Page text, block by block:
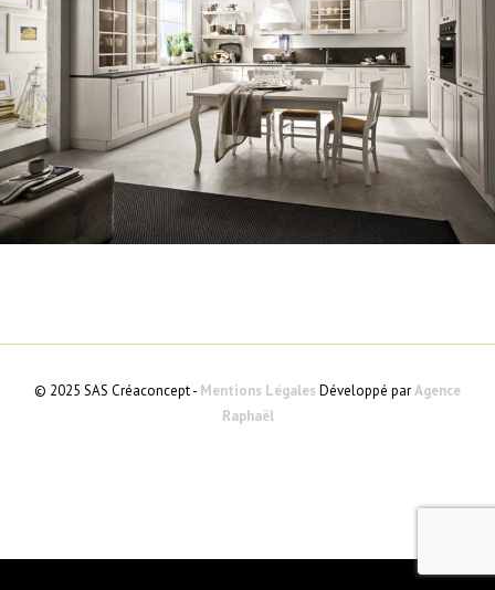
© 2025 SAS Créaconcept - Mentions Légales Développé parAgence
Raphaël